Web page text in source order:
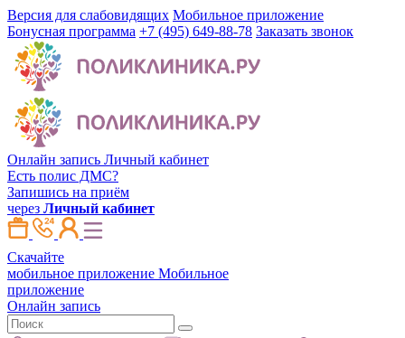
Версия для слабовидящих Мобильное приложение
Бонусная программа +7 (495) 649-88-78 Заказать звонок
Онлайн запись Личный кабинет
Есть полис ДМС?
Запишись на приём
через Личный кабинет
Скачайте
мобильное приложение Мобильное
приложение
Онлайн запись